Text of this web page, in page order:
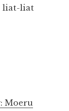
liat-liat
Moeru